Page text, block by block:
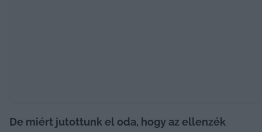
De miért jutottunk el oda, hogy az ellenzék